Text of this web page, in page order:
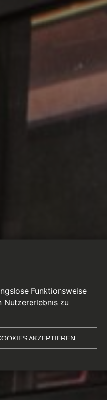
Funktionsweise
Nutzererlebnis zu
AKZEPTIEREN